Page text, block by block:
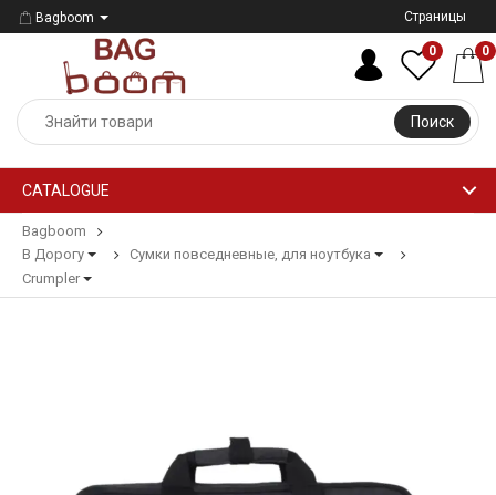
Bagboom Страницы
Поиск
0 0
CATALOGUE
Bagboom
В Дорогу
Сумки повседневные, для ноутбука
Crumpler